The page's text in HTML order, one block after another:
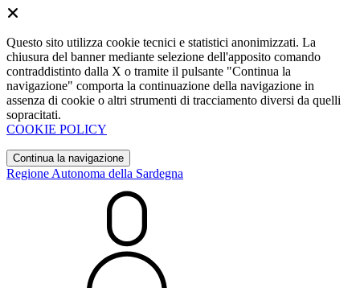
Questo sito utilizza cookie tecnici e statistici anonimizzati. La
chiusura del banner mediante selezione dell'apposito comando
contraddistinto dalla X o tramite il pulsante "Continua la
navigazione" comporta la continuazione della navigazione in
assenza di cookie o altri strumenti di tracciamento diversi da quelli
sopracitati.
COOKIE POLICY
Continua la navigazione
Regione Autonoma della Sardegna